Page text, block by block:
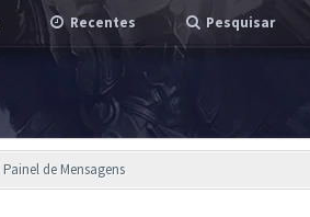
Recentes Pesquisar
Painel de Mensagens